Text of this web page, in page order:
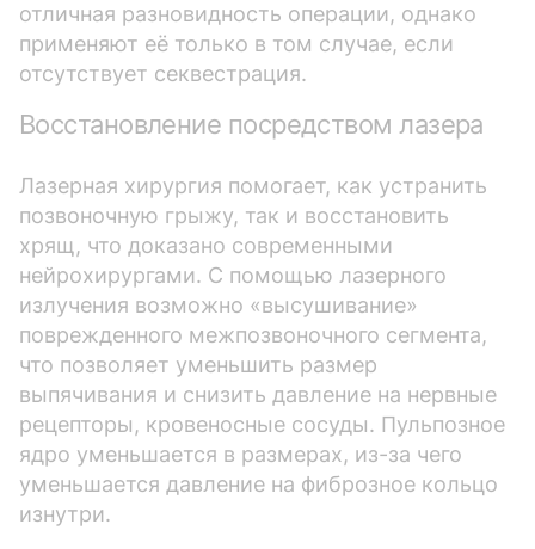
отличная разновидность операции, однако
применяют её только в том случае, если
отсутствует секвестрация.
Восстановление посредством лазера
Лазерная хирургия помогает, как устранить
позвоночную грыжу, так и восстановить
хрящ, что доказано современными
нейрохирургами. С помощью лазерного
излучения возможно «высушивание»
поврежденного межпозвоночного сегмента,
что позволяет уменьшить размер
выпячивания и снизить давление на нервные
рецепторы, кровеносные сосуды. Пульпозное
ядро уменьшается в размерах, из-за чего
уменьшается давление на фиброзное кольцо
изнутри.